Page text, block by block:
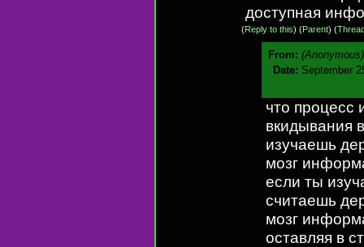
доступная
(Reply to this) (Parent) (
From: (Anonymous)
Date: September
что процесс
вкидывания
изучаешь
мозг
если ты
считаешь
мозг
оставляя в